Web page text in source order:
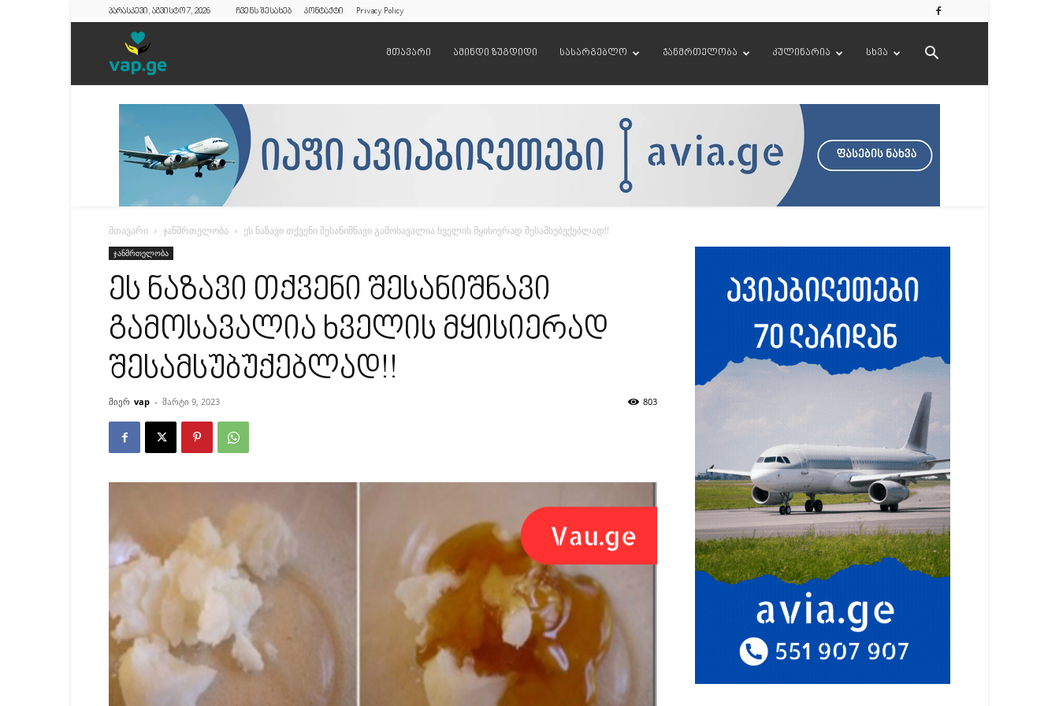
პარასკევი, აგვისტო 7, 2026 ჩვენს შესახებ კონტაქტი Privacy Policy
მთავარი ამინდი ზუგდიდი სასარგებლო ჯანმრთელობა კულინარია სხვა
მთავარი ჯანმრთელობა ეს ნაზავი თქვენი შესანიშნავი გამოსავალია ხველის მყისიერად შესამსუბუქებლად!!
ჯანმრთელობა
ეს ნაზავი თქვენი შესანიშნავი
გამოსავალია ხველის მყისიერად
შესამსუბუქებლად!!
მიერ vap - მარტი 9, 2023 803